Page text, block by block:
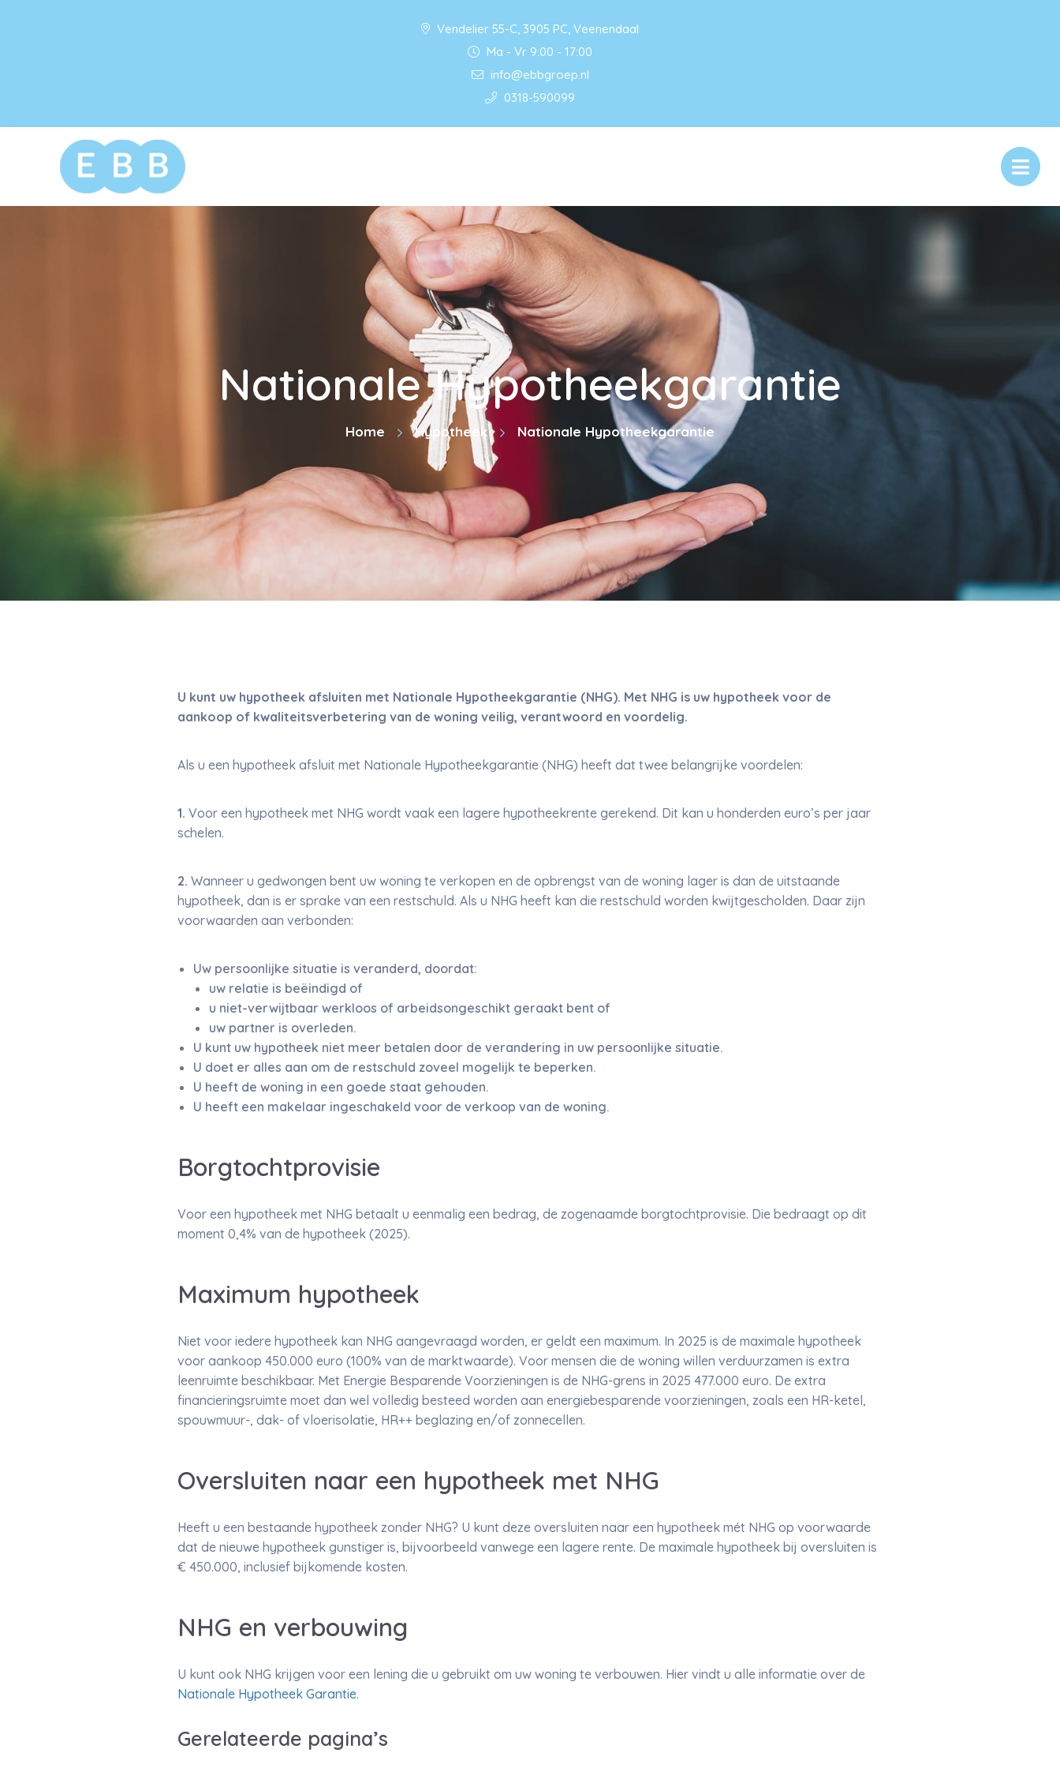
Vendelier 55-C, 3905 PC, Veenendaal
Ma - Vr 9:00 - 17:00
info@ebbgroep.nl
0318-590099
Nationale Hypotheekgarantie
Home Hypotheek Nationale Hypotheekgarantie
U kunt uw hypotheek afsluiten met Nationale Hypotheekgarantie (NHG). Met NHG is uw hypotheek voor de
aankoop of kwaliteitsverbetering van de woning veilig, verantwoord en voordelig.
Als u een hypotheek afsluit met Nationale Hypotheekgarantie (NHG) heeft dat twee belangrijke voordelen:
1. Voor een hypotheek met NHG wordt vaak een lagere hypotheekrente gerekend. Dit kan u honderden euro’s per jaar
schelen.
2. Wanneer u gedwongen bent uw woning te verkopen en de opbrengst van de woning lager is dan de uitstaande
hypotheek, dan is er sprake van een restschuld. Als u NHG heeft kan die restschuld worden kwijtgescholden. Daar zijn
voorwaarden aan verbonden:
Uw persoonlijke situatie is veranderd, doordat:
uw relatie is beëindigd of
u niet-verwijtbaar werkloos of arbeidsongeschikt geraakt bent of
uw partner is overleden.
U kunt uw hypotheek niet meer betalen door de verandering in uw persoonlijke situatie.
U doet er alles aan om de restschuld zoveel mogelijk te beperken.
U heeft de woning in een goede staat gehouden.
U heeft een makelaar ingeschakeld voor de verkoop van de woning.
Borgtochtprovisie
Voor een hypotheek met NHG betaalt u eenmalig een bedrag, de zogenaamde borgtochtprovisie. Die bedraagt op dit
moment 0,4% van de hypotheek (2025).
Maximum hypotheek
Niet voor iedere hypotheek kan NHG aangevraagd worden, er geldt een maximum. In 2025 is de maximale hypotheek
voor aankoop 450.000 euro (100% van de marktwaarde). Voor mensen die de woning willen verduurzamen is extra
leenruimte beschikbaar. Met Energie Besparende Voorzieningen is de NHG-grens in 2025 477.000 euro. De extra
financieringsruimte moet dan wel volledig besteed worden aan energiebesparende voorzieningen, zoals een HR-ketel,
spouwmuur-, dak- of vloerisolatie, HR++ beglazing en/of zonnecellen.
Oversluiten naar een hypotheek met NHG
Heeft u een bestaande hypotheek zonder NHG? U kunt deze oversluiten naar een hypotheek mét NHG op voorwaarde
dat de nieuwe hypotheek gunstiger is, bijvoorbeeld vanwege een lagere rente. De maximale hypotheek bij oversluiten is
€ 450.000, inclusief bijkomende kosten.
NHG en verbouwing
U kunt ook NHG krijgen voor een lening die u gebruikt om uw woning te verbouwen. Hier vindt u alle informatie over de
Nationale Hypotheek Garantie.
Gerelateerde pagina’s